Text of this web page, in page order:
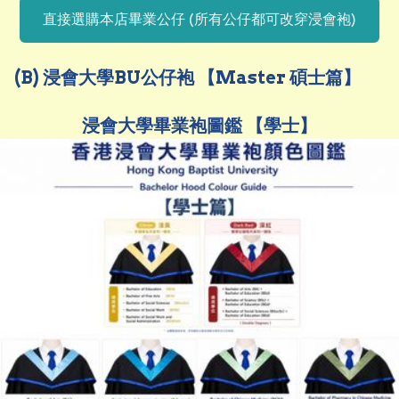
直接選購本店畢業公仔 (所有公仔都可改穿浸會袍)
(B) 浸會大學BU公仔袍 【Master 碩士篇】
浸會大學畢業袍圖鑑 【學士】